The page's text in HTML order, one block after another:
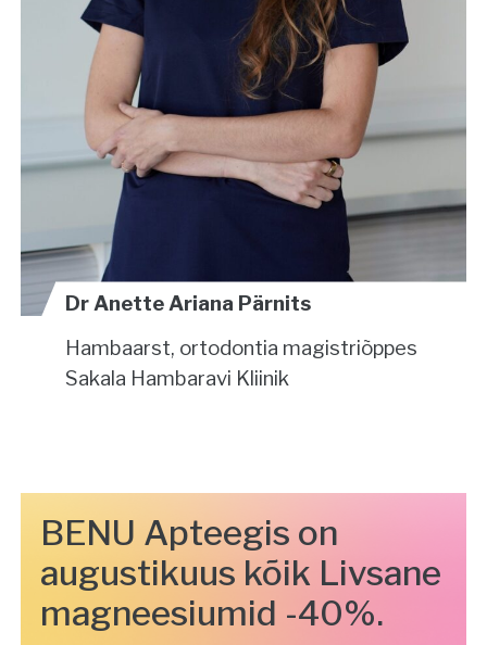
Dr Anette Ariana Pärnits
Hambaarst, ortodontia magistriõppes
Sakala Hambaravi Kliinik
BENU Apteegis on
augustikuus kõik Livsane
magneesiumid -40%.